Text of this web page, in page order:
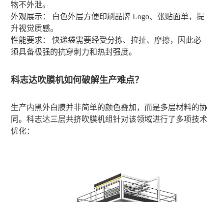
物不外泄。
外观展示： 白色外层方便印刷品牌 Logo、张贴面单，提
升视觉质感。
性能要求： 快递袋需要经受分拣、拉扯、摩擦，因此必
须具备极强的抗穿刺力和热封强度。
科志达吹膜机如何破解生产难点？
生产内黑外白膜并非简单的颜色叠加，而是多层材料的协
同。科志达三层共挤吹膜机组针对该领域进行了多项技术
优化：